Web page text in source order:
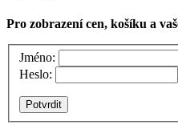
Pro zobrazení cen, košíku a
Jméno:
Heslo: